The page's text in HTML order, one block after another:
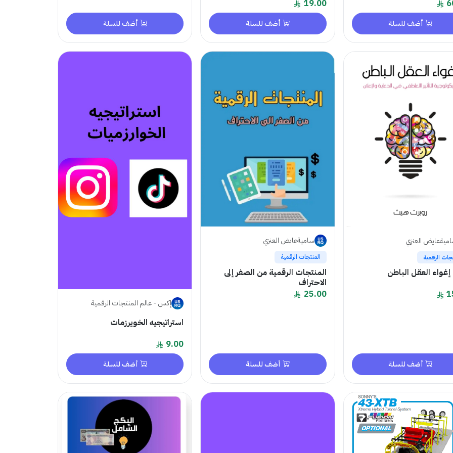
أضف للسلة
19.00
أضف للسلة أضف للسلة
العنزي
الرقمية
العقل الباطن
أضف للسلة
ساميةعايض العنزي
المنتجات الرقمية
المنتجات الرقمية من الصفر إلى
الاحتراف
25.00
أضف للسلة
إكس - عالم المنتجات الرقمية
استراتيجيه الخويرزمات
9.00
أضف للسلة